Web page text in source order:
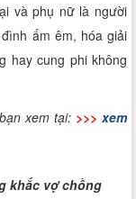
và phụ nữ là người
ấm êm, hóa giải
hay cung phi không
xem tại: >>> xem
khắc vợ chồng